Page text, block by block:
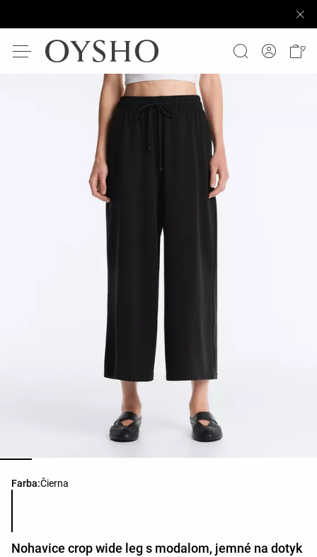
Farba:Čierna
Zoznam farieb produktu
Nohavice crop wide leg s modalom, jemné na dotyk